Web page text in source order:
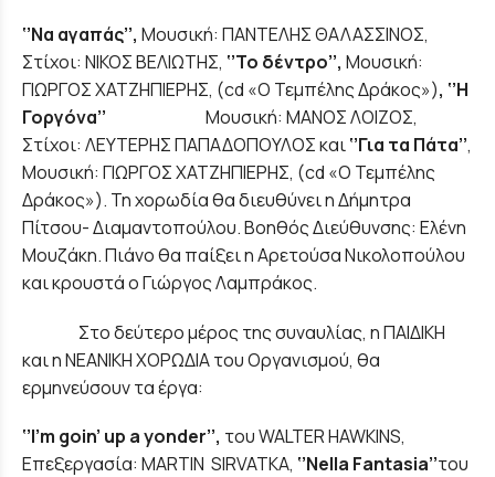
‘’Να αγαπάς’’, Μουσική: ΠΑΝΤΕΛΗΣ ΘΑΛΑΣΣΙΝΟΣ,
Στίχοι: ΝΙΚΟΣ ΒΕΛΙΩΤΗΣ, ‘’Το δέντρο’’, Μουσική:
ΓΙΩΡΓΟΣ ΧΑΤΖΗΠΙΕΡΗΣ, (cd «Ο Τεμπέλης Δράκος»), ‘’Η
Γοργόνα’’ Μουσική: ΜΑΝΟΣ ΛΟΙΖΟΣ,
Στίχοι: ΛΕΥΤΕΡΗΣ ΠΑΠΑΔΟΠΟΥΛΟΣ και‘’Για τα Πάτα’’,
Μουσική: ΓΙΩΡΓΟΣ ΧΑΤΖΗΠΙΕΡΗΣ, (cd «Ο Τεμπέλης
Δράκος»). Τη χορωδία θα διευθύνει η Δήμητρα
Πίτσου- Διαμαντοπούλου. Βοηθός Διεύθυνσης: Ελένη
Μουζάκη. Πιάνο θα παίξει η Αρετούσα Νικολοπούλου
και κρουστά ο Γιώργος Λαμπράκος.
Στο δεύτερο μέρος της συναυλίας, η ΠΑΙΔΙΚΗ
και η ΝΕΑΝΙΚΗ ΧΟΡΩΔΙΑ του Οργανισμού, θα
ερμηνεύσουν τα έργα:
‘’Ι’m goin’ up ayonder’’, του WALTER HAWKINS,
Επεξεργασία: MARTIN SIRVATKA, ‘’Nella Fantasia’’του